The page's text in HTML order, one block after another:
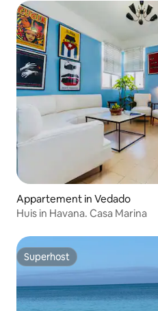
Appartement in Vedado
Huis in Havana. Casa Marina
Superhost
Superhost